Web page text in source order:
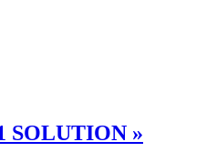
SOLUTION »